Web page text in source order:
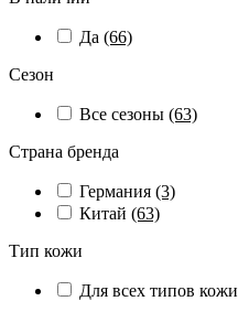
Да (66)
Сезон
Все сезоны (63)
Страна бренда
Германия (3)
Китай (63)
Тип кожи
Для всех типов кожи